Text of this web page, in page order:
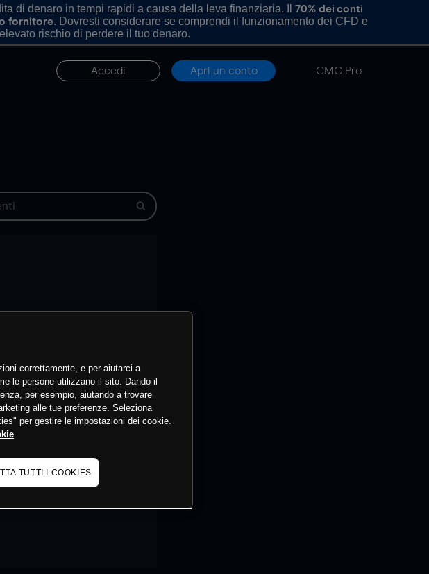
di denaro in tempi rapidi a causa della leva finanziaria. Il 70% dei conti
fornitore. Dovresti considerare se comprendi il funzionamento dei CFD e
rischio di perdere il tuo denaro.
Accedi Apri un conto CMC Pro
correttamente, e per aiutarci a
le persone utilizzano il sito. Dando il
per esempio, aiutando a trovare
alle tue preferenze. Seleziona
per gestire le impostazioni dei cookie.
TUTTI I COOKIES